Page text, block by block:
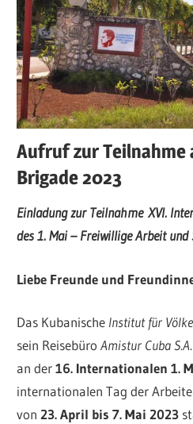
Aufruf zur Teilnahme
Brigade 2023
Einladung zur TeilnahmeXVI.
des 1. Mai –Freiwillige Arbeit
Liebe Freunde und
Das Kubanische Institut für
sein ReisebüroAmistur Cuba S.A
an der16. Internationalen 1.
internationalen Tag der
von23. April bis 7. Mai 2023